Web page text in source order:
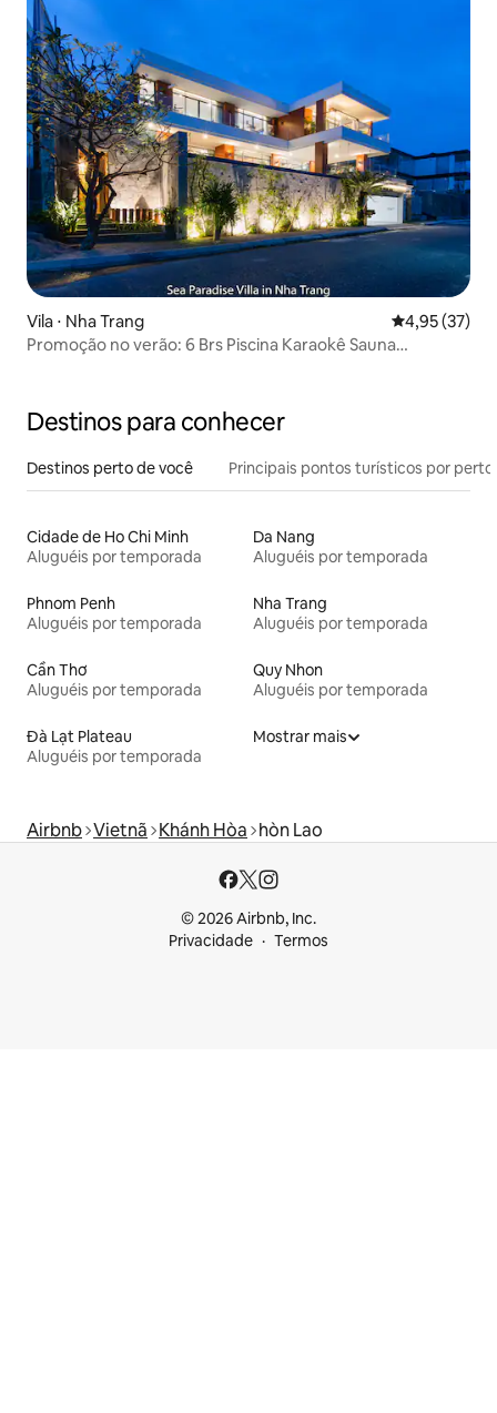
Vila ⋅ Nha Trang 4,95 de uma
4,95 (37)
Promoção no verão: 6 Brs Piscina Karaokê Sauna
Destinos para conhecer
Destinos perto de você Principais pontos turísticos por perto
Cidade de Ho Chi Minh
Aluguéis por temporada
Da Nang
Aluguéis por temporada
Phnom Penh
Aluguéis por temporada
Nha Trang
Aluguéis por temporada
Cần Thơ
Aluguéis por temporada
Quy Nhon
Aluguéis por temporada
Đà Lạt Plateau
Aluguéis por temporada
Mostrar mais
Airbnb Vietnã Khánh Hòa hòn Lao
© 2026 Airbnb, Inc.
Privacidade
Termos